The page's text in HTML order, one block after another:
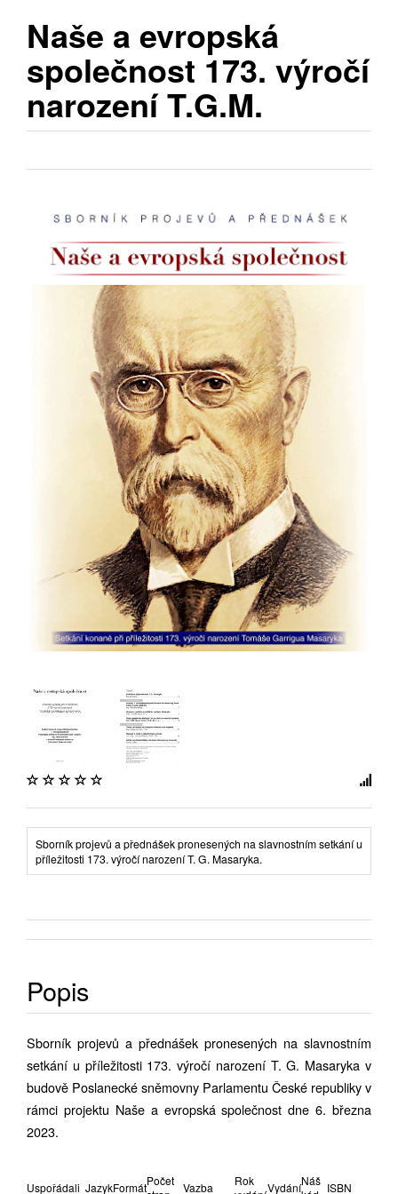
Naše a evropská
společnost 173. výročí
narození T.G.M.
Sborník projevů a přednášek pronesených na slavnostním setkání u
příležitosti 173. výročí narození T. G. Masaryka.
Popis
Sborník projevů a přednášek pronesených na slavnostním
setkání u příležitosti 173. výročí narození T. G. Masaryka v
budově Poslanecké sněmovny Parlamentu České republiky v
rámci projektu Naše a evropská společnost dne 6. března
2023.
Uspořádali JazykFormátPočet Vazba
Rok
VydáníNáš ISBN